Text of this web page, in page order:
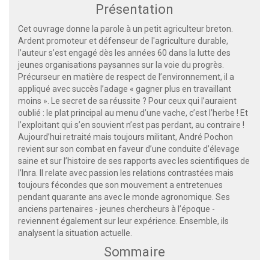
Présentation
Cet ouvrage donne la parole à un petit agriculteur breton.
Ardent promoteur et défenseur de l'agriculture durable,
l’auteur s’est engagé dès les années 60 dans la lutte des
jeunes organisations paysannes sur la voie du progrès.
Précurseur en matière de respect de l’environnement, il a
appliqué avec succès l’adage « gagner plus en travaillant
moins ». Le secret de sa réussite ? Pour ceux qui l’auraient
oublié : le plat principal au menu d’une vache, c’est l’herbe ! Et
l’exploitant qui s’en souvient n’est pas perdant, au contraire !
Aujourd’hui retraité mais toujours militant, André Pochon
revient sur son combat en faveur d’une conduite d’élevage
saine et sur l’histoire de ses rapports avec les scientifiques de
l’Inra. Il relate avec passion les relations contrastées mais
toujours fécondes que son mouvement a entretenues
pendant quarante ans avec le monde agronomique. Ses
anciens partenaires - jeunes chercheurs à l’époque -
reviennent également sur leur expérience. Ensemble, ils
analysent la situation actuelle.
Sommaire